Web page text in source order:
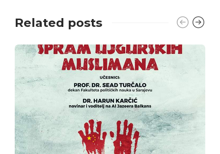
Related posts